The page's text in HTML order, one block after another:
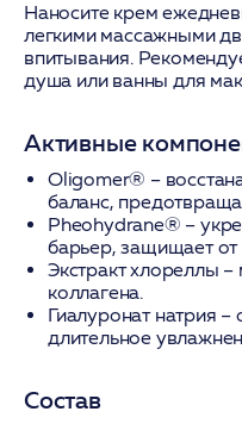
Наносите крем
легкими массажными
впитывания.
душа или ванны для
Активные
Oligomer® –
баланс,
Pheohydrane® –
барьер, защищает от
Экстракт хлореллы –
коллагена.
Гиалуронат натрия –
длительное
Состав